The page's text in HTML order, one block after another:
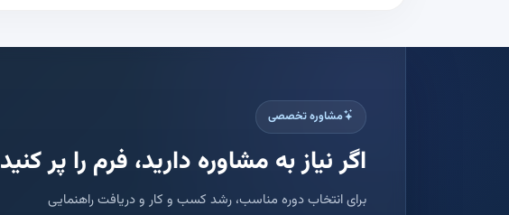
مشاوره تخصصی
اگر نیاز به مشاوره دارید، فرم را پر کنید
برای انتخاب دوره مناسب، رشد کسب و کار و دریافت راهنمایی